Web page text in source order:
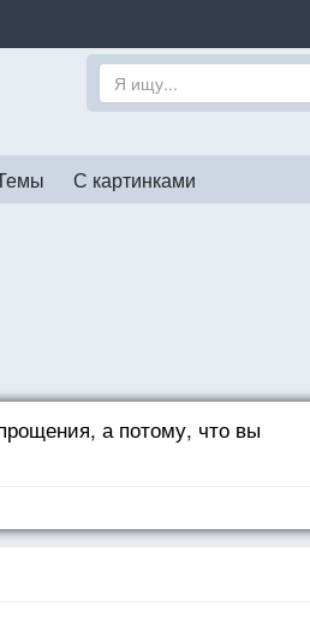
С картинками
а потому, что вы